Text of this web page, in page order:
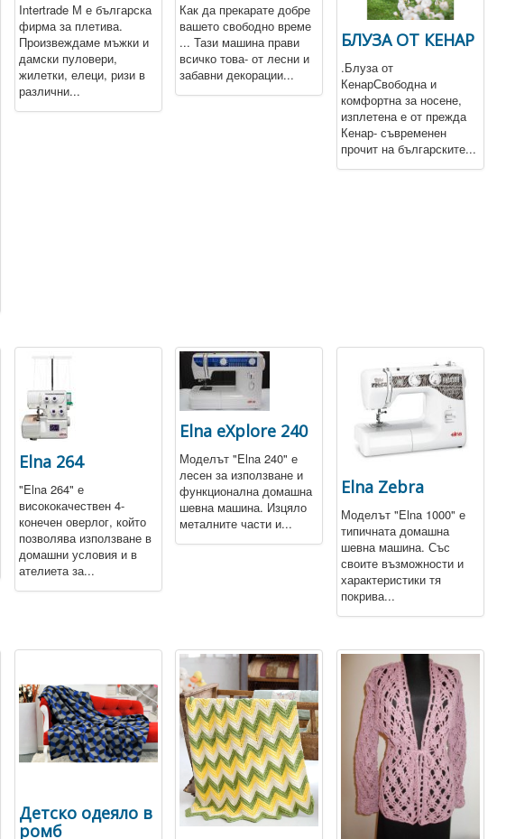
Intertrade М е българска
фирма за плетива.
Произвеждаме мъжки и
дамски пуловери,
жилетки, елеци, ризи в
различни...
Как да прекарате добре
вашето свободно време
... Тази машина прави
всичко това- от лесни и
забавни декорации...
БЛУЗА ОТ КЕНАР
.Блуза от
КенарСвободна и
комфортна за носене,
изплетена е от прежда
Кенар- съвременен
прочит на българските...
Elna 264
"Elna 264" е
висококачествен 4-
конечен оверлог, който
позволява използване в
домашни условия и в
ателиета за...
Elna eXplore 240
Моделът "Elna 240" е
лесен за използване и
функционална домашна
шевна машина. Изцяло
металните части и...
Elna Zebra
Моделът "Elna 1000" е
типичната домашна
шевна машина. Със
своите възможности и
характеристики тя
покрива...
Детско одеяло в
ромб